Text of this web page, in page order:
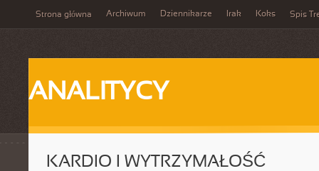
Strona główna Archiwum Dziennikarze Irak Koks Spis
ANALITYCY
KARDIO I WYTRZYMAŁOŚĆ